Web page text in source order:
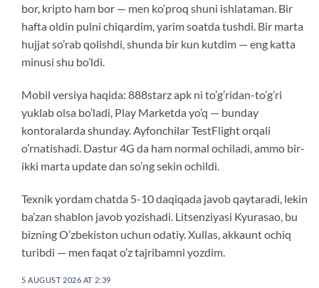
bor, kripto ham bor — men ko’proq shuni ishlataman. Bir
hafta oldin pulni chiqardim, yarim soatda tushdi. Bir marta
hujjat so’rab qolishdi, shunda bir kun kutdim — eng katta
minusi shu bo’ldi.
Mobil versiya haqida: 888starz apk ni to’g’ridan-to’g’ri
yuklab olsa bo’ladi, Play Marketda yo’q — bunday
kontoralarda shunday. Ayfonchilar TestFlight orqali
o’rnatishadi. Dastur 4G da ham normal ochiladi, ammo bir-
ikki marta update dan so’ng sekin ochildi.
Texnik yordam chatda 5-10 daqiqada javob qaytaradi, lekin
ba’zan shablon javob yozishadi. Litsenziyasi Kyurasao, bu
bizning O’zbekiston uchun odatiy. Xullas, akkaunt ochiq
turibdi — men faqat o’z tajribamni yozdim.
5 AUGUST 2026 AT 2:39